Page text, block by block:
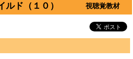
ルド（１０） 視聴覚教材